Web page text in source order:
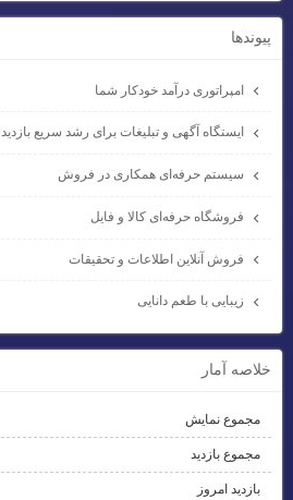
پيوندها
امپراتوری درآمد خودکار شما
ایستگاه آگهی و تبلیغات برای رشد سریع بازدید
سیستم حرفه‌ای همکاری در فروش
فروشگاه حرفه‌ای کالا و فایل
فروش آنلاین اطلاعات و تحقیقات
زیبایی با طعم دانایی
خلاصه آمار
مجموع نمایش‌
مجموع بازدید
بازدید امروز